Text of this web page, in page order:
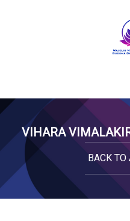
VIHARA
BACK